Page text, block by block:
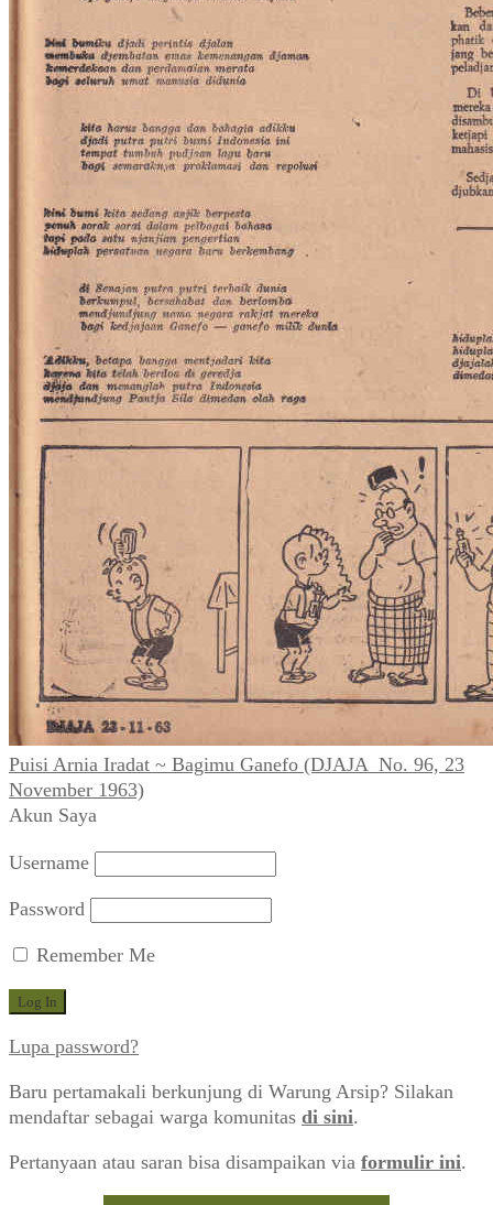
Puisi Arnia Iradat ~ Bagimu Ganefo (DJAJA_No. 96, 23
November 1963)
Akun Saya
Username
Password
Remember Me
Lupa password?
Baru pertamakali berkunjung di Warung Arsip? Silakan
mendaftar sebagai warga komunitas di sini.
Pertanyaan atau saran bisa disampaikan via formulir ini.